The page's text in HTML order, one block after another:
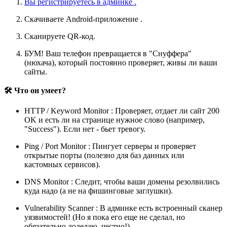
Скачиваете Android-приложение .
Сканируете QR-код.
БУМ! Ваш телефон превращается в "Снуффера"
(нюхача), который постоянно проверяет, живы ли ваши
сайты.
🛠 Что он умеет?
HTTP / Keyword Monitor : Проверяет, отдает ли сайт 200
OK и есть ли на странице нужное слово (например,
"Success"). Если нет - бьет тревогу.
Ping / Port Monitor : Пингует серверы и проверяет
открытые порты (полезно для баз данных или
кастомных сервисов).
DNS Monitor : Следит, чтобы ваши домены резолвились
куда надо (а не на фишинговые заглушки).
Vulnerability Scanner : В админке есть встроенный сканер
уязвимостей! (Но я пока его еще не сделал, но